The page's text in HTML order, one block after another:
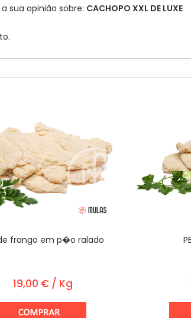
sua opinião sobre: CACHOPO XXL DE LUXE
frango em p�o ralado
19,00 € / Kg